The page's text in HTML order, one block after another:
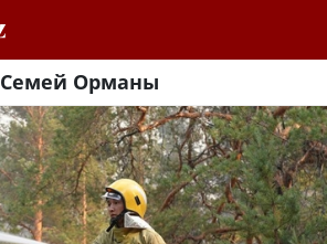
Семей Орманы